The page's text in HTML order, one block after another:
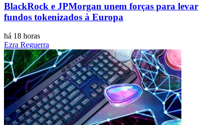
BlackRock e JPMorgan unem forças para levar
fundos tokenizados à Europa
há 18 horas
Ezra Reguerra